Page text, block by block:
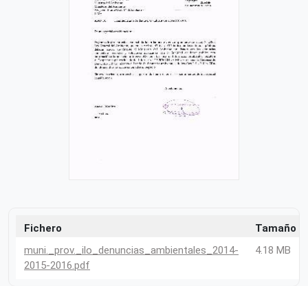
Fichero
Tamaño
muni._prov._ilo_denuncias_ambientales_2014-
2015-2016.pdf
4.18 MB